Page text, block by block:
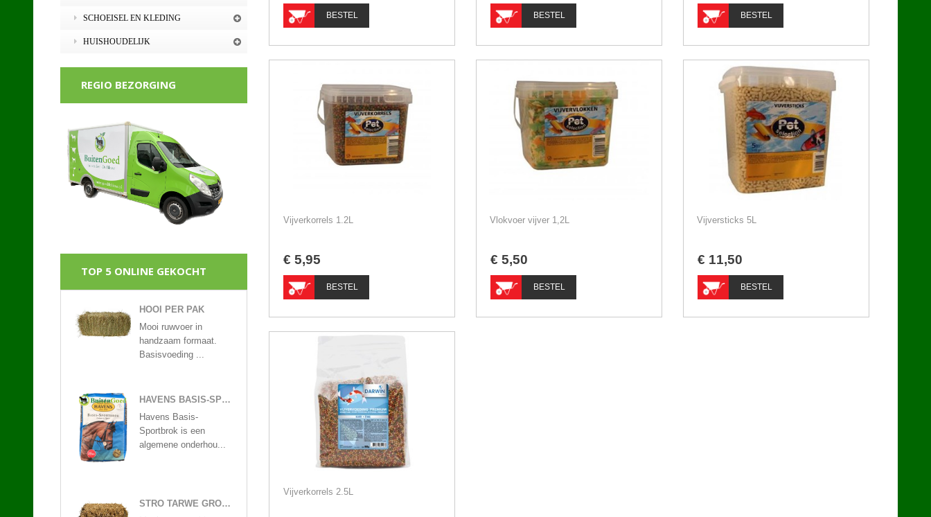
BESTEL BESTEL BESTEL
Vijverkorrels 1.2L
€ 5,95
BESTEL
Vlokvoer vijver 1,2L
€ 5,50
BESTEL
Vijversticks 5L
€ 11,50
BESTEL
Vijverkorrels 2.5L
SCHOEISEL EN KLEDING
HUISHOUDELIJK
REGIO BEZORGING
TOP 5 ONLINE GEKOCHT
HOOI PER PAK
Mooi ruwvoer in
handzaam formaat.
Basisvoeding ...
HAVENS BASIS-SPORTBROK 25KG
Havens Basis-
Sportbrok is een
algemene onderhou...
STRO TARWE GROOT PAK